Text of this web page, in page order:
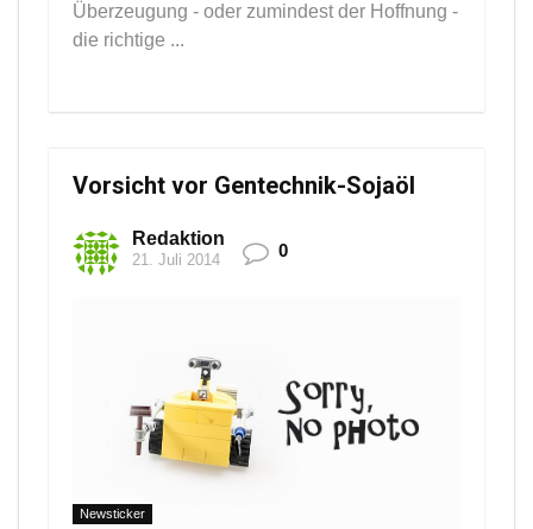
Überzeugung - oder zumindest der Hoffnung -
die richtige ...
Vorsicht vor Gentechnik-Sojaöl
Redaktion
21. Juli 2014 0
Newsticker